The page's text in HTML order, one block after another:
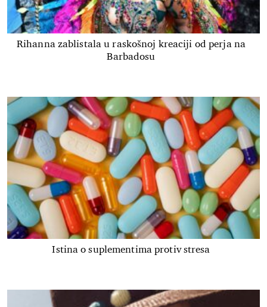
Rihanna zablistala u raskošnoj kreaciji od perja na
Barbadosu
Istina o suplementima protiv stresa